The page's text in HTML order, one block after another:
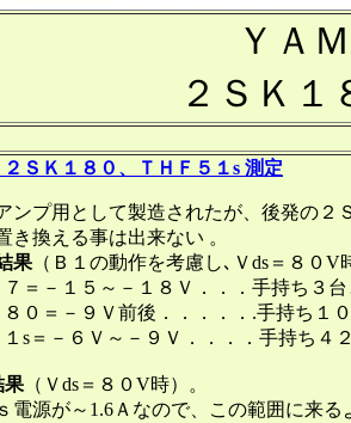
ＹＡ
２ＳＫ１
２ＳＫ１８０、ＴＨＦ５１s 測定
ンプ用として製造されたが、後発の
き換える事は出来ない 。
果 （Ｂ１の動作を考慮し､Ｖds＝８０V
７＝－１５～－１８Ｖ．．．手持ち３
８０＝－９Ｖ前後．．．．．.手持ち１
１s＝－６Ｖ～－９Ｖ．．．．手持ち４
果 （Ｖds＝８０V時）。
電源が～1.6Ａなので、この範囲に来